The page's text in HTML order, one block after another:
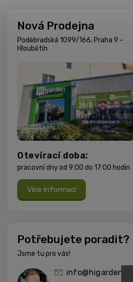
Nová Prodejna
Poděbradská 1099/166, Praha 9 -
Hloubětín
Otevírací doba:
pracovní dny od 9:00 do 17:00 hodin
Více informací
Potřebujete poradit?
Jsme tu pro vás!
info@higarden.cz